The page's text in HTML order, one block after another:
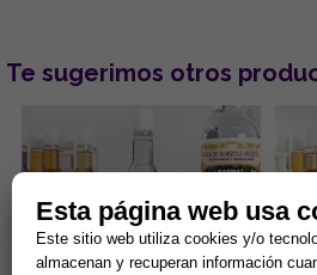
Te sugerimos otros
Esta página web usa
Este sitio web utiliza cookies y/o
almacenan y recuperan información